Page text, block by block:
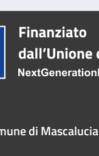
di Mascalucia